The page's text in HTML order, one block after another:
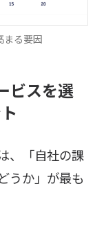
まる要因
ビスを選
、「自社の課
うか」が最も